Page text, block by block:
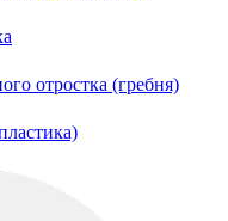
отростка (гребня)